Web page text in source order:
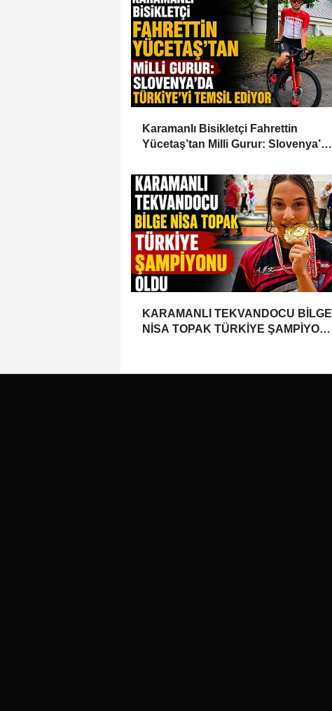
Karamanlı Bisikletçi Fahrettin
Yücetaş’tan Milli Gurur: Slovenya’da
KARAMANLI TEKVANDOCU BİLGE
NİSA TOPAK TÜRKİYE ŞAMPİYONU